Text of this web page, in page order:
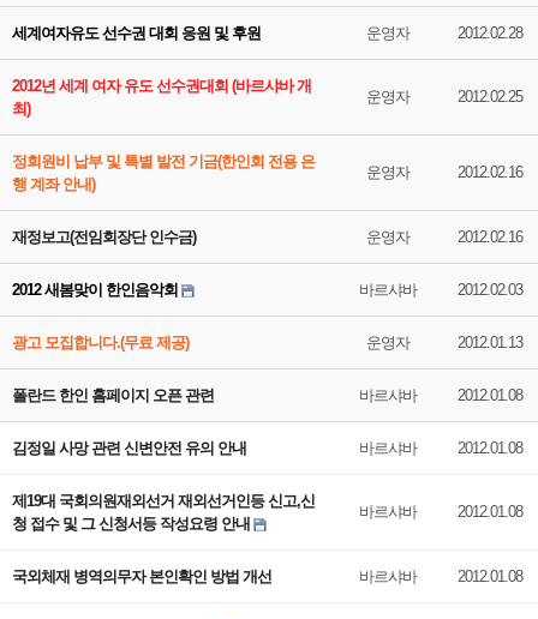
세계여자유도 선수권 대회 응원 및 후원 운영자 2012.02.28
2012년 세계 여자 유도 선수권대회 (바르샤바 개
최)
운영자 2012.02.25
정회원비 납부 및 특별 발전 기금(한인회 전용 은
행 계좌 안내)
운영자 2012.02.16
재정보고(전임회장단 인수금) 운영자 2012.02.16
2012 새봄맞이 한인음악회 바르샤바 2012.02.03
광고 모집합니다.(무료 제공) 운영자 2012.01.13
폴란드 한인 홈페이지 오픈 관련 바르샤바 2012.01.08
김정일 사망 관련 신변안전 유의 안내 바르샤바 2012.01.08
제19대 국회의원재외선거 재외선거인등 신고,신
청 접수 및 그 신청서등 작성요령 안내
바르샤바 2012.01.08
국외체재 병역의무자 본인확인 방법 개선 바르샤바 2012.01.08